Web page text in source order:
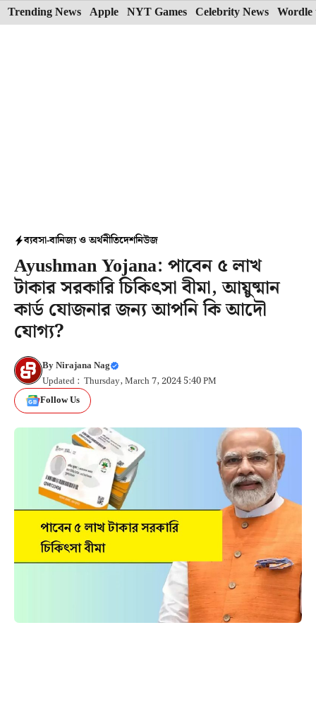
Skip
to
Trending News Apple NYT Games Celebrity News Wordle
ব্যবসা-বানিজ্য ও অর্থনীতিদেশনিউজ
Ayushman Yojana: পাবেন ৫ লাখ
টাকার সরকারি চিকিৎসা বীমা, আয়ুষ্মান
কার্ড যোজনার জন্য আপনি কি আদৌ
যোগ্য?
ByNirajana Nag
Updated : Thursday, March 7, 2024 5:40 PM
Follow Us